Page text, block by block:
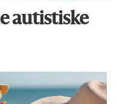
autistiske